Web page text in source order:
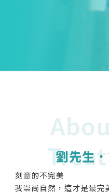
劉先生
刻意的不完美
我崇尚自然，這才是最完